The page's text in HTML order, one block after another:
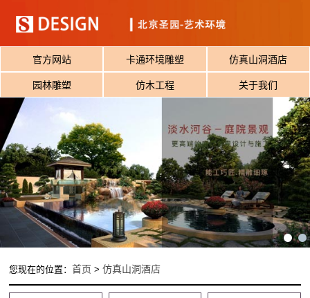
官方网站 卡通环境雕塑 仿真山洞酒店
园林雕塑 仿木工程 关于我们
您现在的位置：首页 >仿真山洞酒店